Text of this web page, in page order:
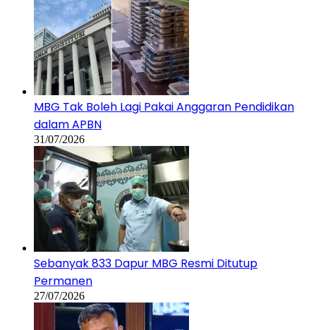
MBG Tak Boleh Lagi Pakai Anggaran Pendidikan
dalam APBN
31/07/2026
Sebanyak 833 Dapur MBG Resmi Ditutup
Permanen
27/07/2026